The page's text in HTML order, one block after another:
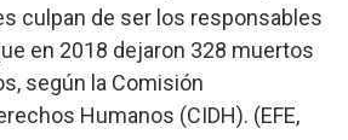
culpan de ser los responsables
en 2018 dejaron 328 muertos
según la Comisión
Humanos (CIDH). (EFE,